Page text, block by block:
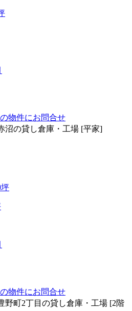
物件にお問合せ
沼の貸し倉庫・工場 [平家]
坪
物件にお問合せ
野町2丁目の貸し倉庫・工場 [2階